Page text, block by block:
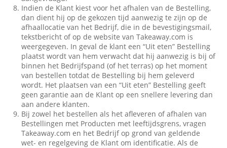
Indien de Klant kiest voor het afhalen van de Bestelling,
dan dient hij op de gekozen tijd aanwezig te zijn op de
afhaallocatie van het Bedrijf, die in de bevestigingsmail,
tekstbericht of op de website van Takeaway.com is
weergegeven. In geval de klant een “Uit eten” Bestelling
plaatst wordt van hem verwacht dat hij aanwezig is bij of
binnen het Bedrijfspand (of het terras) op het moment
van bestellen totdat de Bestelling bij hem geleverd
wordt. Het plaatsen van een “Uit eten” Bestelling geeft
geen garantie aan de Klant op een snellere levering dan
aan andere klanten.
Bij zowel het bestellen als het afleveren of afhalen van
Bestellingen met Producten met leeftijdsgrens, vragen
Takeaway.com en het Bedrijf op grond van geldende
wet- en regelgeving de Klant om identificatie. Als de